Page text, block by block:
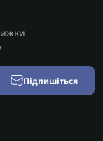
Підпишіться